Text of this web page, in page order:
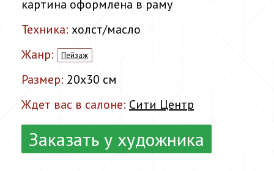
картина оформлена в раму
Техника: холст/масло
Жанр:
Пейзаж
Размер: 20x30 см
Ждет вас в салоне: Сити Центр
Заказать у художника